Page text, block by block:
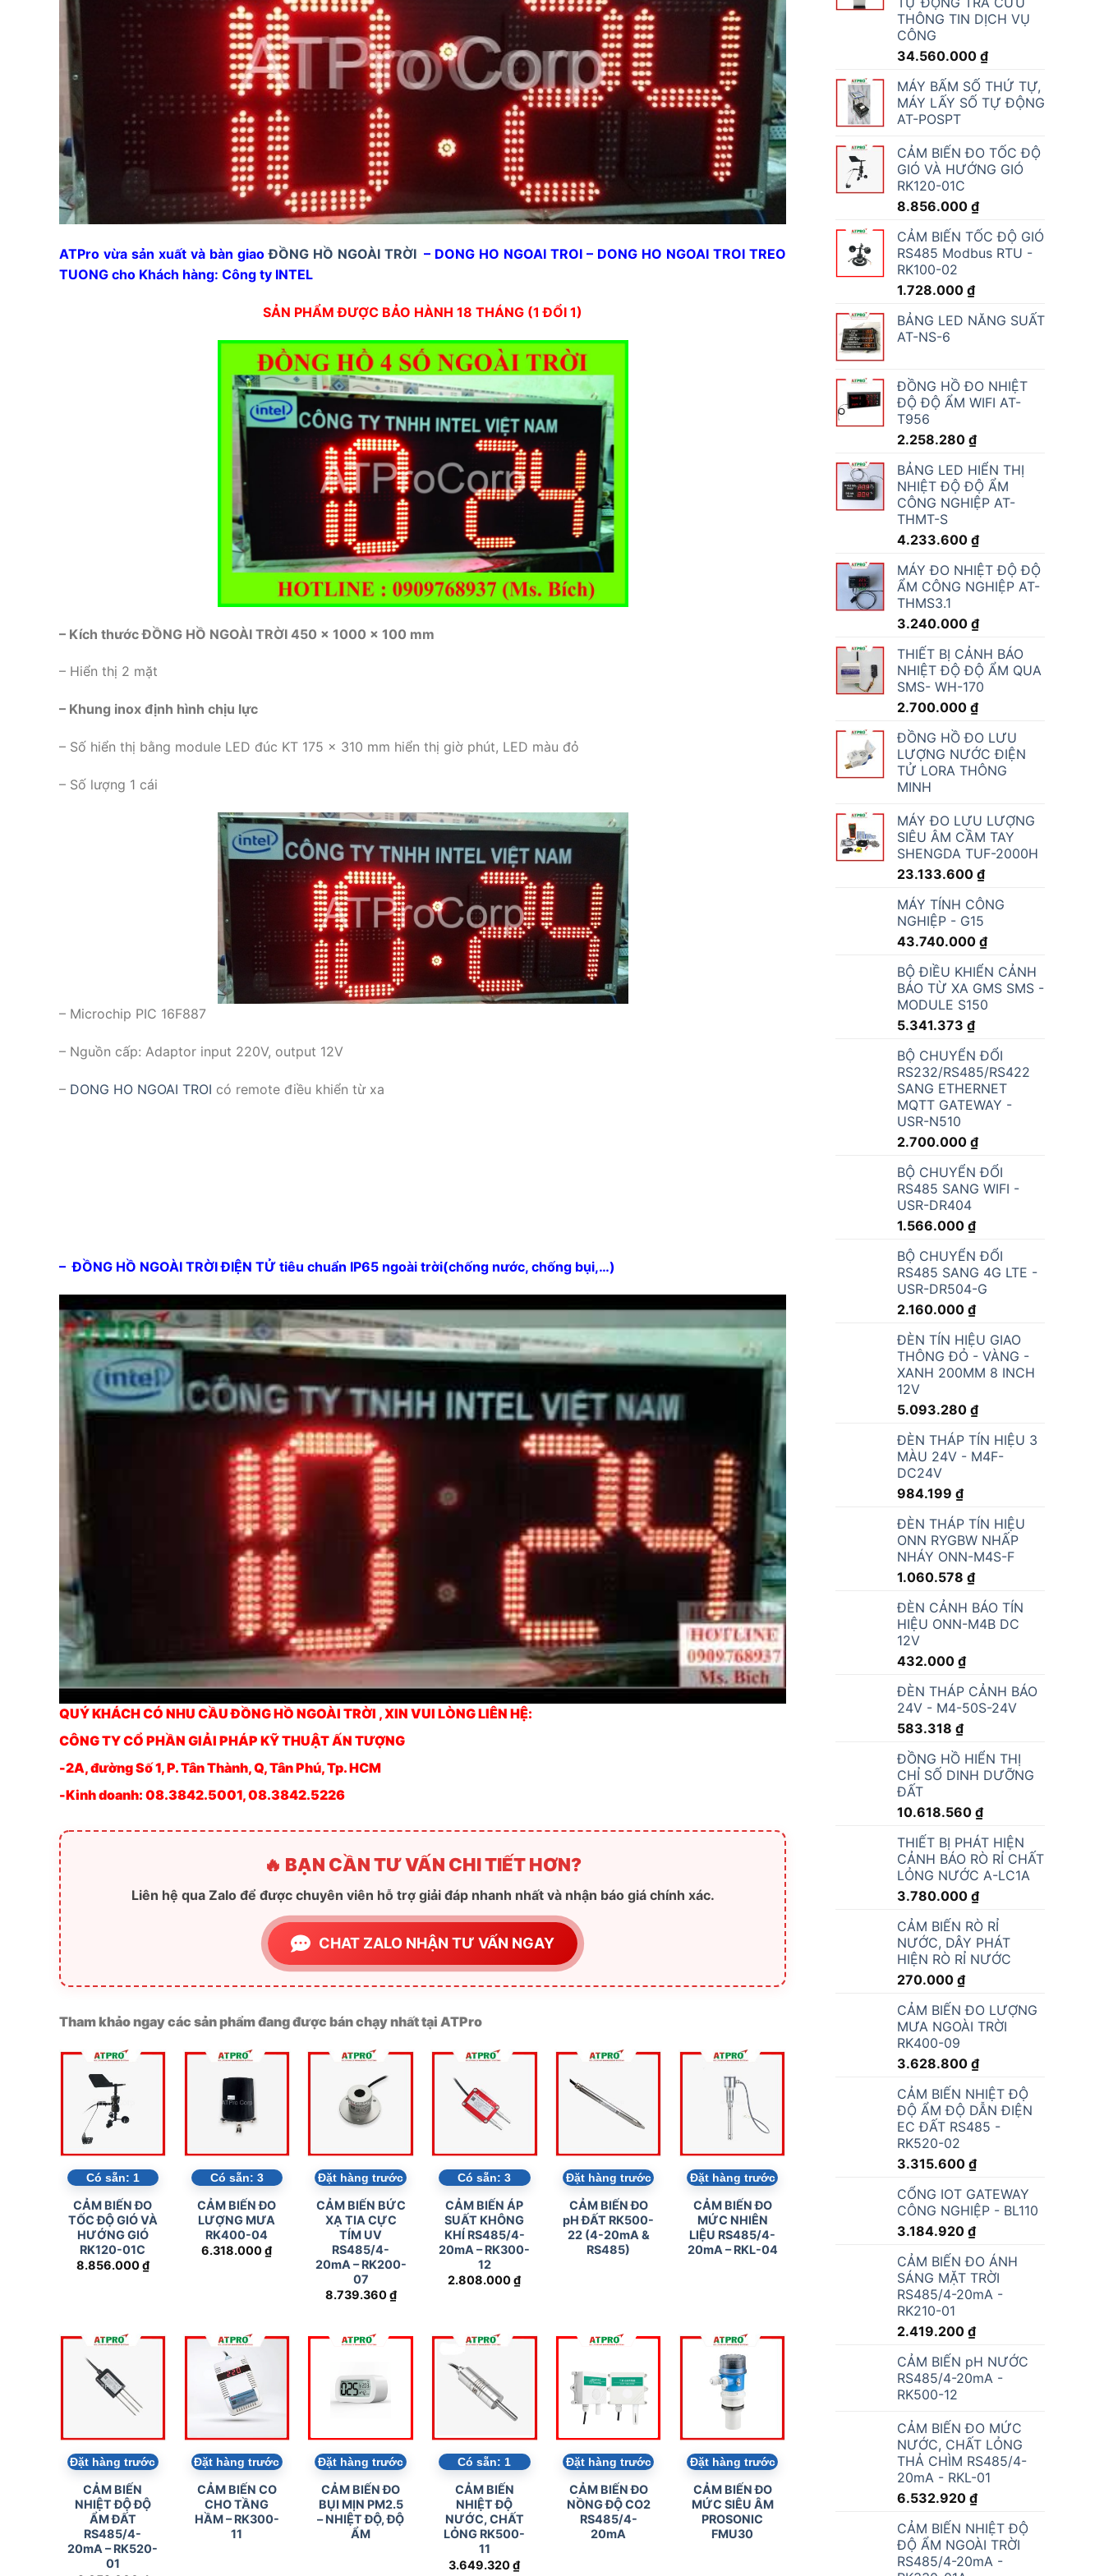
ATPro vừa sản xuất và bàn giaoĐỒNG HỒ NGOÀI TRỜI– DONG HO NGOAI TROI – DONG HO NGOAI TROI TREO
TUONG cho Khách hàng: Công ty INTEL
SẢN PHẨM ĐƯỢC BẢO HÀNH 18 THÁNG (1 ĐỔI 1)
– Kích thước ĐỒNG HỒ NGOÀI TRỜI 450 x 1000 x 100 mm
– Hiển thị 2 mặt
– Khung inox định hình chịu lực
– Số hiển thị bằng module LED đúc KT 175 x 310 mm hiển thị giờ phút, LED màu đỏ
– Số lượng 1 cái
– Microchip PIC 16F887
– Nguồn cấp: Adaptor input 220V, output 12V
– DONG HO NGOAI TROI có remote điều khiển từ xa
– ĐỒNG HỒ NGOÀI TRỜI ĐIỆN TỬ tiêu chuẩn IP65 ngoài trời(chống nước, chống bụi,…)
QUÝ KHÁCH CÓ NHU CẦU ĐỒNG HỒ NGOÀI TRỜI , XIN VUI LÒNG LIÊN HỆ:
CÔNG TY CỔ PHẦN GIẢI PHÁP KỸ THUẬT ẤN TƯỢNG
-2A, đường Số 1, P. Tân Thành, Q, Tân Phú, Tp. HCM
-Kinh doanh: 08.3842.5001, 08.3842.5226
🔥 BẠN CẦN TƯ VẤN CHI TIẾT HƠN?
Liên hệ qua Zalo để được chuyên viên hỗ trợ giải đáp nhanh nhất và nhận báo giá chính xác.
CHAT ZALO NHẬN TƯ VẤN NGAY
Tham khảo ngay các sản phẩm đang được bán chạy nhất tại ATPro
Có sẵn:1
RK120-01C
8.856.000
6.318.000₫
Đặt hàng trước
CẢM BIẾN BỨC
RS485/4-
8.739.360
Có sẵn:
20mA – RK300-
2.808.000
RS485)
20mA – RKL-04
Đặt hàng trước Có sẵn:
THÔNG TIN DỊCH VỤ
CÔNG
34.560.000 ₫
MÁY BẤM SỐ THỨ TỰ,
MÁY LẤY SỐ TỰ ĐỘNG
AT-POSPT
CẢM BIẾN ĐO TỐC ĐỘ
GIÓ VÀ HƯỚNG GIÓ
RK120-01C
8.856.000 ₫
CẢM BIẾN TỐC ĐỘ GIÓ
RS485 Modbus RTU -
RK100-02
1.728.000 ₫
BẢNG LED NĂNG SUẤT
AT-NS-6
ĐỒNG HỒ ĐO NHIỆT
ĐỘ ĐỘ ẨM WIFI AT-
T956
2.258.280 ₫
BẢNG LED HIỂN THỊ
NHIỆT ĐỘ ĐỘ ẨM
CÔNG NGHIỆP AT-
THMT-S
4.233.600 ₫
MÁY ĐO NHIỆT ĐỘ ĐỘ
ẨM CÔNG NGHIỆP AT-
THMS3.1
3.240.000 ₫
THIẾT BỊ CẢNH BÁO
NHIỆT ĐỘ ĐỘ ẨM QUA
SMS- WH-170
2.700.000 ₫
ĐỒNG HỒ ĐO LƯU
LƯỢNG NƯỚC ĐIỆN
TỬ LORA THÔNG
MINH
MÁY ĐO LƯU LƯỢNG
SIÊU ÂM CẦM TAY
SHENGDA TUF-2000H
23.133.600 ₫
MÁY TÍNH CÔNG
NGHIỆP - G15
43.740.000 ₫
BỘ ĐIỀU KHIỂN CẢNH
BÁO TỪ XA GMS SMS -
MODULE S150
5.341.373 ₫
BỘ CHUYỂN ĐỔI
RS232/RS485/RS422
SANG ETHERNET
MQTT GATEWAY -
USR-N510
2.700.000 ₫
BỘ CHUYỂN ĐỔI
RS485 SANG WIFI -
USR-DR404
1.566.000 ₫
BỘ CHUYỂN ĐỔI
RS485 SANG 4G LTE -
USR-DR504-G
2.160.000 ₫
ĐÈN TÍN HIỆU GIAO
THÔNG ĐỎ - VÀNG -
XANH 200MM 8 INCH
12V
5.093.280 ₫
ĐÈN THÁP TÍN HIỆU 3
MÀU 24V - M4F-
DC24V
984.199 ₫
ĐÈN THÁP TÍN HIỆU
ONN RYGBW NHẤP
NHÁY ONN-M4S-F
1.060.578 ₫
ĐÈN CẢNH BÁO TÍN
HIỆU ONN-M4B DC
12V
432.000 ₫
ĐÈN THÁP CẢNH BÁO
24V - M4-50S-24V
583.318 ₫
ĐỒNG HỒ HIỂN THỊ
CHỈ SỐ DINH DƯỠNG
ĐẤT
10.618.560 ₫
THIẾT BỊ PHÁT HIỆN
CẢNH BÁO RÒ RỈ CHẤT
LỎNG NƯỚC A-LC1A
3.780.000 ₫
CẢM BIẾN RÒ RỈ
NƯỚC, DÂY PHÁT
HIỆN RÒ RỈ NƯỚC
270.000 ₫
CẢM BIẾN ĐO LƯỢNG
MƯA NGOÀI TRỜI
RK400-09
3.628.800 ₫
CẢM BIẾN NHIỆT ĐỘ
ĐỘ ẨM ĐỘ DẪN ĐIỆN
EC ĐẤT RS485 -
RK520-02
3.315.600 ₫
CỔNG IOT GATEWAY
CÔNG NGHIỆP - BL110
3.184.920 ₫
CẢM BIẾN ĐO ÁNH
SÁNG MẶT TRỜI
RS485/4-20mA -
RK210-01
2.419.200 ₫
CẢM BIẾN pH NƯỚC
RS485/4-20mA -
RK500-12
CẢM BIẾN ĐO MỨC
NƯỚC, CHẤT LỎNG
THẢ CHÌM RS485/4-
20mA - RKL-01
6.532.920 ₫
CẢM BIẾN NHIỆT ĐỘ
ĐỘ ẨM NGOÀI TRỜI
RS485/4-20mA -